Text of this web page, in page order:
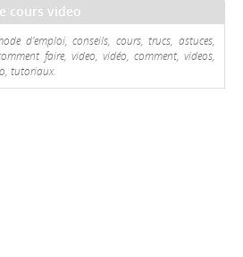
cours video
d'emploi, conseils, cours, trucs, astuces,
faire, video, vidéo, comment, videos,
tutoriaux.